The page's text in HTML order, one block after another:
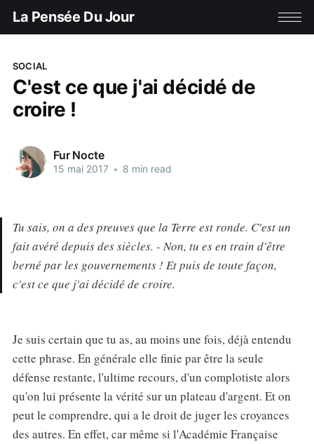
La Pensée Du Jour
SOCIAL
C'est ce que j'ai décidé de
croire !
Fur Nocte
15 mai 2017 • 8 min read
Tu sais, on a des preuves que la Terre est ronde. C'est un
fait avéré depuis des siècles. - Non, tu es en train d'être
berné par les gouvernements ! Et puis de toute façon,
c'est ce que j'ai décidé de croire.
Je suis certain que tu as, au moins une fois, déjà entendu
cette phrase. En générale elle finie par être la seule
défense restante, l'ultime recours, d'un complotiste alors
qu'on lui présente la vérité sur un plateau d'argent. Et on
peut le comprendre, qui a le droit de juger les croyances
des autres. En effet, car même si l'Académie Française